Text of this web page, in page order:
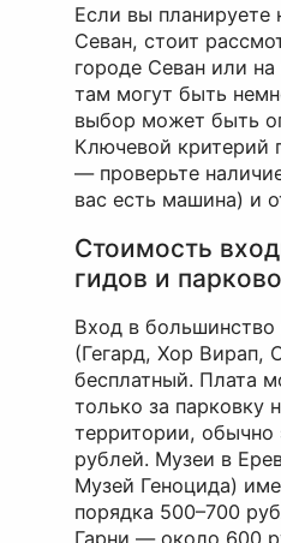
Если вы планируете
Севан, стоит
городе Севан или
там могут быть
выбор может быть
Ключевой критерий
— проверьте
вас есть машина) и
Стоимость
гидов и
Вход в
(Гегард, Хор Вирап,
бесплатный. Плата
только за парковку
территории, обычно
рублей. Музеи в
Музей Геноцида)
порядка 500–700